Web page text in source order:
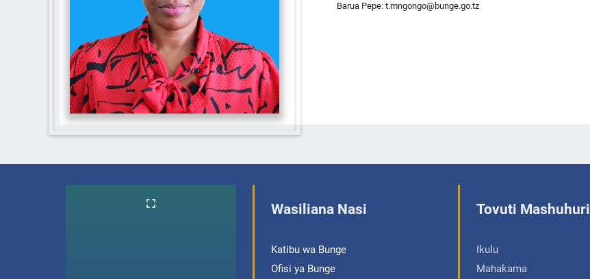
Barua Pepe: t.mngongo@bunge.go.tz
Wasiliana Nasi
Katibu wa Bunge
Ofisi ya Bunge
Tovuti Mashuhuri
Ikulu
Mahakama